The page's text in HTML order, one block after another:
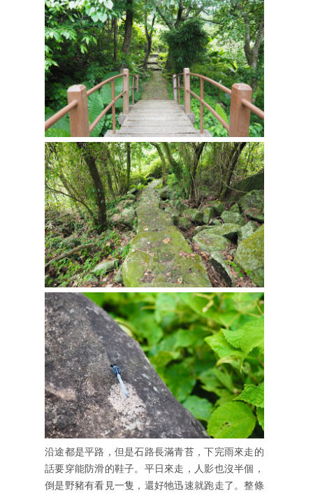
沿途都是平路，但是石路長滿青苔，下完雨來走的
話要穿能防滑的鞋子。平日來走，人影也沒半個，
倒是野豬有看見一隻，還好牠迅速就跑走了。整條